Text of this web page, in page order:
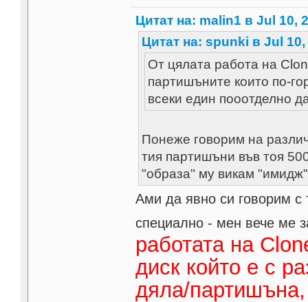
Цитат на: malin1 в Jul 10,
Цитат на: spunki в Jul 10,
От цялата работа на
партишъните които по-
всеки един пооотделно
Понеже говорим на
тия партишъни във тоя
"образа" му викам
Ами да явно си говорим с
специално - мен вече ме
работата на
диск който е с
дяла/